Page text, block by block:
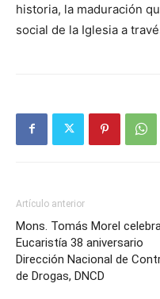
historia, la maduración
social de la Iglesia a
Artículo anterior
Mons. Tomás Morel
Eucaristía 38 aniversario
Dirección Nacional de
de Drogas, DNCD